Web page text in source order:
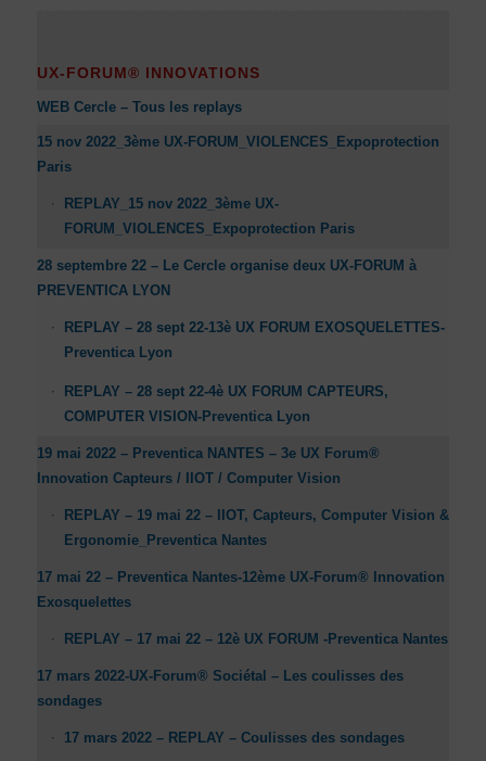
UX-FORUM® INNOVATIONS
WEB Cercle – Tous les replays
15 nov 2022_3ème UX-FORUM_VIOLENCES_Expoprotection
Paris
REPLAY_15 nov 2022_3ème UX-
FORUM_VIOLENCES_Expoprotection Paris
28 septembre 22 – Le Cercle organise deux UX-FORUM à
PREVENTICA LYON
REPLAY – 28 sept 22-13è UX FORUM EXOSQUELETTES-
Preventica Lyon
REPLAY – 28 sept 22-4è UX FORUM CAPTEURS,
COMPUTER VISION-Preventica Lyon
19 mai 2022 – Preventica NANTES – 3e UX Forum®
Innovation Capteurs / IIOT / Computer Vision
REPLAY – 19 mai 22 – IIOT, Capteurs, Computer Vision &
Ergonomie_Preventica Nantes
17 mai 22 – Preventica Nantes-12ème UX-Forum® Innovation
Exosquelettes
REPLAY – 17 mai 22 – 12è UX FORUM -Preventica Nantes
17 mars 2022-UX-Forum® Sociétal – Les coulisses des
sondages
17 mars 2022 – REPLAY – Coulisses des sondages